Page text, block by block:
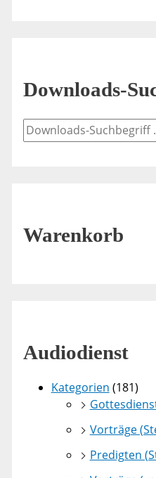
Downloads-
Warenkorb
Audiodienst
Kategorien (181)
Vorträge
Predigten